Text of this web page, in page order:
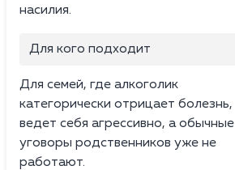
насилия.
Для кого подходит
Для семей, где алкоголик
категорически отрицает болезнь,
ведет себя агрессивно, а обычные
уговоры родственников уже не
работают.